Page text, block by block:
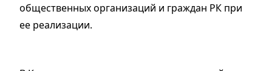
общественных организаций и граждан РК при
ее реализации.